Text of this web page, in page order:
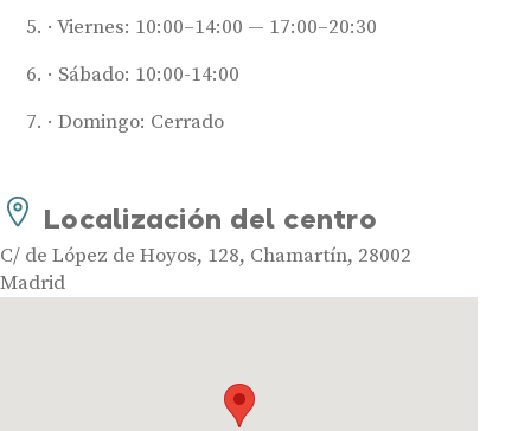
Viernes: 10:00–14:00 — 17:00–20:30
Sábado: 10:00-14:00
Domingo: Cerrado
Localización del centro
C/ de López de Hoyos, 128, Chamartín, 28002
Madrid
Audífonos
Tipos de audífonos para la sordera
Audífonos baratos
Audífonos inteligentes
Audífonos potentes
Guía completa
Gafas Nuance Audio